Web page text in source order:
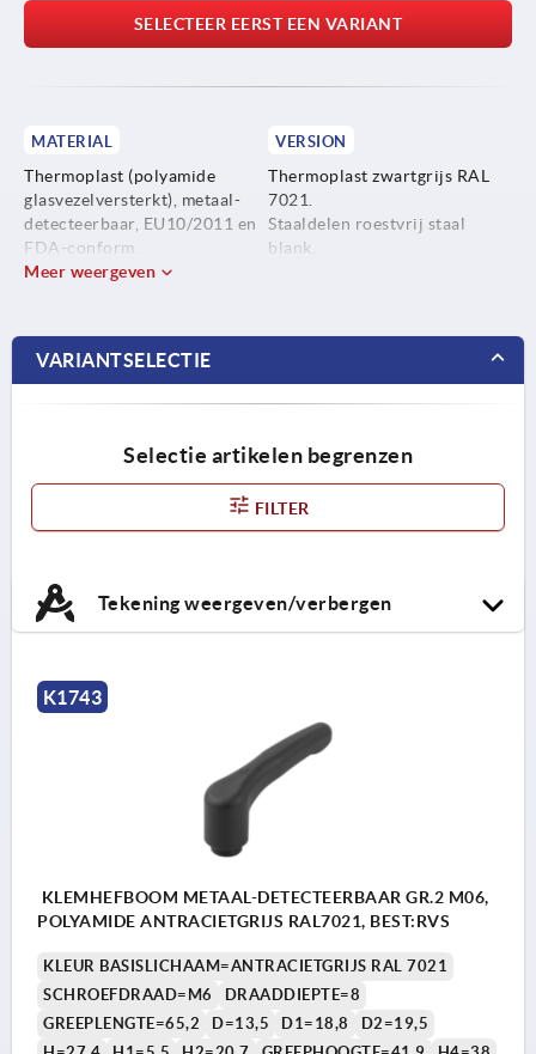
SELECTEER EERST EEN VARIANT
MATERIAL
Thermoplast (polyamide
glasvezelversterkt), metaal-
detecteerbaar, EU10/2011 en
FDA-conform.
VERSION
Thermoplast zwartgrijs RAL
7021.
Staaldelen roestvrij staal
blank.
Meer weergeven
VARIANTSELECTIE
Selectie artikelen begrenzen
FILTER
Tekening weergeven/verbergen
K1743
KLEMHEFBOOM METAAL-DETECTEERBAAR GR.2 M06,
POLYAMIDE ANTRACIETGRIJS RAL7021, BEST:RVS
KLEUR BASISLICHAAM=ANTRACIETGRIJS RAL 7021
SCHROEFDRAAD=M6
DRAADDIEPTE=8
GREEPLENGTE=65,2
D=13,5 D1=18,8
D2=19,5